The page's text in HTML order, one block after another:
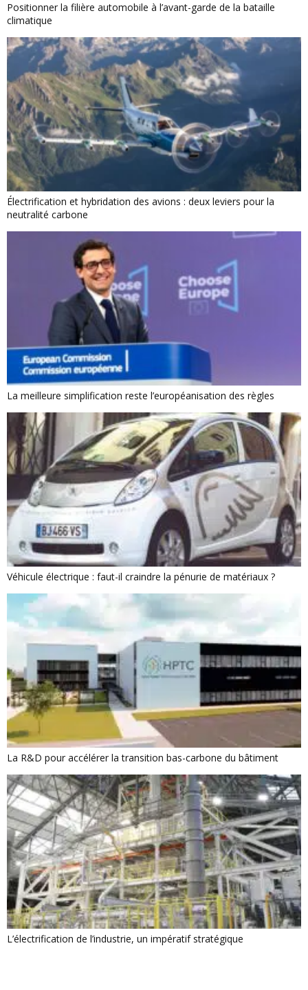
Positionner la filière automobile à l’avant-garde de la bataille
climatique
Électrification et hybridation des avions : deux leviers pour la
neutralité carbone
La meilleure simplification reste l’européanisation des règles
Véhicule électrique : faut-il craindre la pénurie de matériaux ?
La R&D pour accélérer la transition bas-carbone du bâtiment
L’électrification de l’industrie, un impératif stratégique